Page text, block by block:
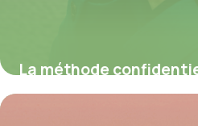
La méthode
révolutionne